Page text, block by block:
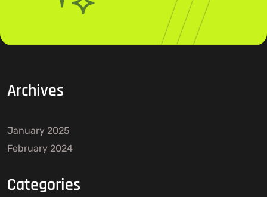
Archives
January 2025
February 2024
Categories